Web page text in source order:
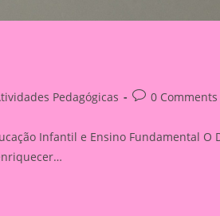
Pedagógicas
Post0 Comments
Infantil e Ensino Fundamental O